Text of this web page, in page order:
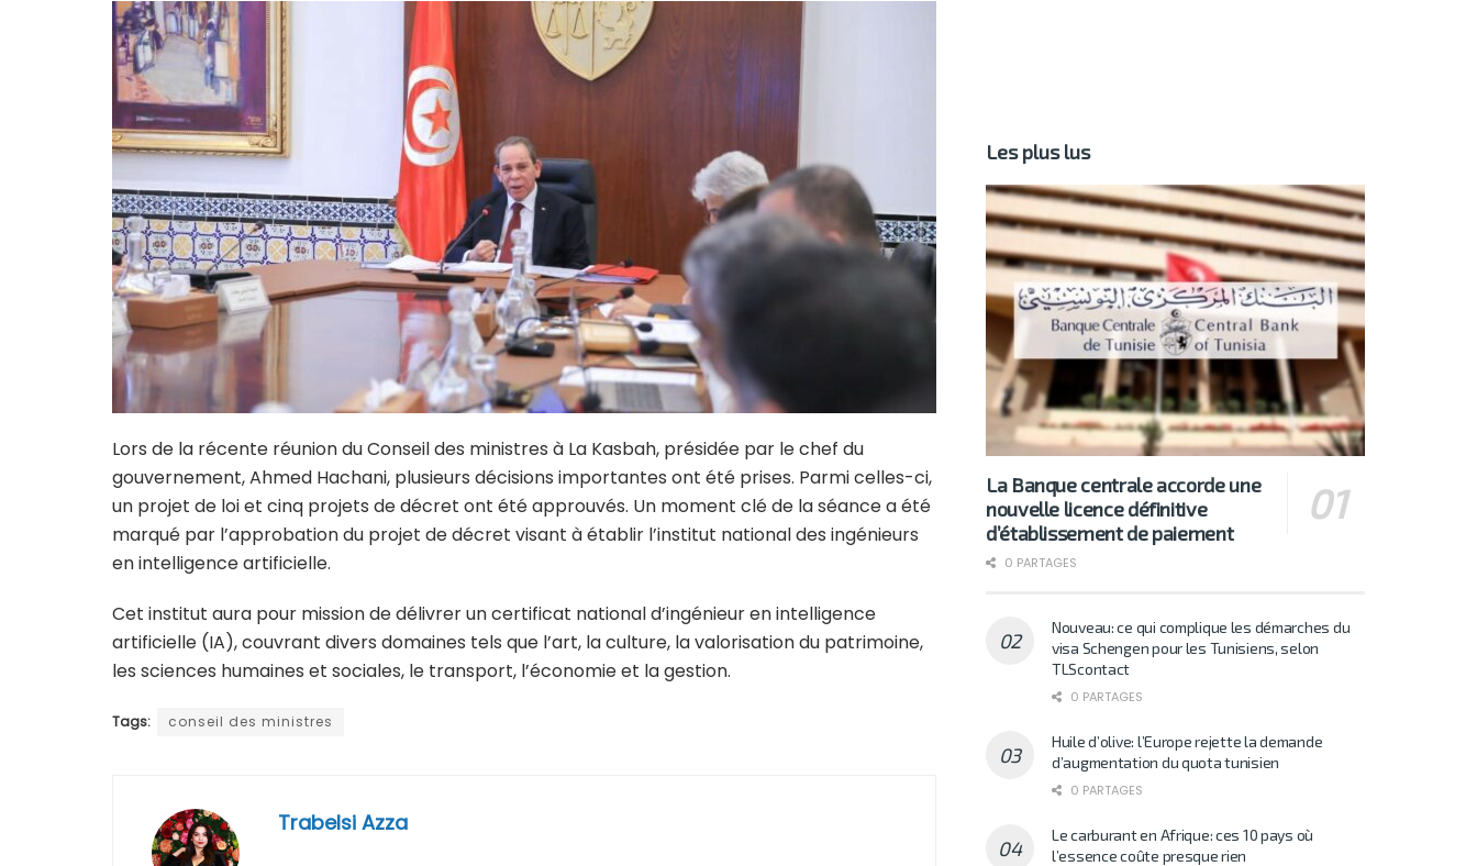
Lors de la récente réunion du Conseil des ministres à La Kasbah, présidée par le chef du
gouvernement, Ahmed Hachani, plusieurs décisions importantes ont été prises. Parmi celles-ci,
un projet de loi et cinq projets de décret ont été approuvés. Un moment clé de la séance a été
marqué par l’approbation du projet de décret visant à établir l’institut national des ingénieurs
en intelligence artificielle.
Cet institut aura pour mission de délivrer un certificat national d’ingénieur en intelligence
artificielle (IA), couvrant divers domaines tels que l’art, la culture, la valorisation du patrimoine,
les sciences humaines et sociales, le transport, l’économie et la gestion.
Tags: conseil des ministres
Trabelsi Azza
Les plus lus
La Banque centrale accorde une
nouvelle licence définitive
d’établissement de paiement
0 PARTAGES
Nouveau: ce qui complique les démarches du
visa Schengen pour les Tunisiens, selon
TLScontact
0 PARTAGES
Huile d’olive: l’Europe rejette la demande
d’augmentation du quota tunisien
0 PARTAGES
Le carburant en Afrique: ces 10 pays où
l’essence coûte presque rien